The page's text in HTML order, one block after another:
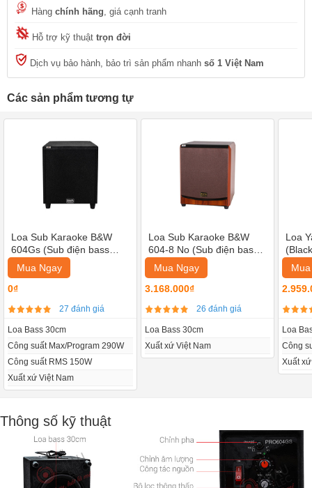
Hàng chính hãng, giá cạnh tranh
Hỗ trợ kỹ thuật trọn đời
Dịch vụ bảo hành, bảo trì sản phẩm nhanh số 1 Việt Nam
Các sản phẩm tương tự
Loa Sub Karaoke B&W
604Gs (Sub điện bass
30cm)
Mua Ngay
0₫
27 đánh giá
Loa Bass 30cm
Công suất Max/Program 290W
Công suất RMS 150W
Xuất xứ Việt Nam
Loa Sub Karaoke B&W
604-8 No (Sub điện bass
30cm)
Mua Ngay
3.168.000₫
26 đánh giá
Loa Bass 30cm
Xuất xứ Việt Nam
Loa
Loa
Công
Xuất
Thông số kỹ thuật